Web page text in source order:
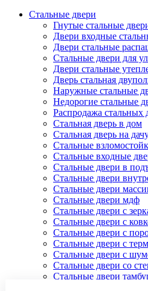
Стальные двери
Гнутые стальные
Двери входные
Двери стальные
Стальные двери для
Двери стальные
Дверь стальная
Наружные стальные
Недорогие стальные
Распродажа стальных
Стальная дверь в дом
Стальная дверь на
Стальные
Стальные входные
Стальные двери в
Стальные двери
Стальные двери
Стальные двери мдф
Стальные двери с
Стальные двери с
Стальные двери с
Стальные двери с
Стальные двери с
Стальные двери со
Стальные двери